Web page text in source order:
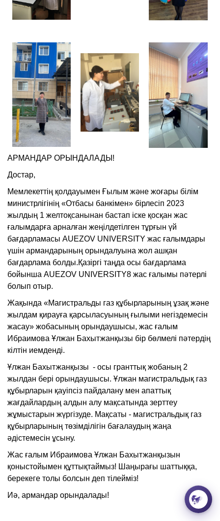
АРМАНДАР ОРЫНДАЛАДЫ!
Достар,
Мемлекеттің қолдауымен Ғылым және жоғары білім
министрлігінің «От­басы банкімен» бірлесіп 2023
жылдың 1 желтоқсанынан бастап іске қосқан жас
ғалым­­дарға арнал­ған жеңілдетілген тұр­ғын үй
бағдарламасы AUEZOV UNIVERSITY жас ғалымдары
үшін армандарының орындалуына жол ашқан
бағдарлама болды.Қазіргі таңда осы бағдарлама
бойынша AUEZOV UNIVERSITY8 жас ғалымы пәтерлі
болып отыр.
Жақында «Магистральды газ құбырларының ұзақ және
жылдам қирауға қарсыласуының ғылыми негіздемесін
жасау» жобасының орындаушысы, жас ғалым
Ибраимова Ұлжан Бахытжанқызы бір бөлмелі пәтердің
кілтін иемденді.
Ұлжан Бахытжанқызы - осы гранттық жобаның 2
жылдан бері орындаушысы. Ұлжан магистральдық газ
құбырларын қауіпсіз пайдалану мен апаттық
жағдайлардың алдын алу мақсатында зерттеу
жұмыстарын жүргізуде. Мақсаты - магистральдық газ
құбырларының төзімділігін бағалаудың жаңа
әдістемесін ұсыну.
Жас ғалым Ибраимова Ұлжан Бахытжанқызын
қоныстойымен құттықтаймыз! Шаңырағы шаттыққа,
берекеге толы болсын деп тілейміз!
Иә, армандар орындалады!